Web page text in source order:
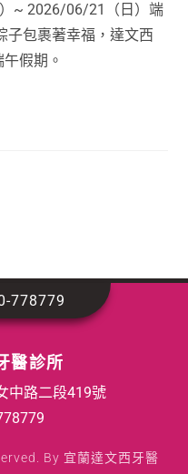
~ 2026/06/21（日）端
子包裹著幸福，達文西
假期。
醫診所
中路二段419號
By 宜蘭達文西牙醫
778779